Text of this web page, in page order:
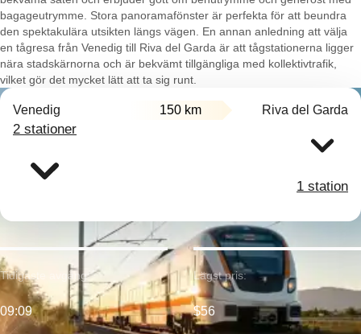
bagageutrymme. Stora panoramafönster är perfekta för att beundra
den spektakulära utsikten längs vägen. En annan anledning att välja
en tågresa från Venedig till Riva del Garda är att tågstationerna ligger
nära stadskärnorna och är bekvämt tillgängliga med kollektivtrafik,
vilket gör det mycket lätt att ta sig runt.
Venedig 150 km Riva del Garda
2 stationer
1 station
Tidigaste avgång:
09:09
Lägst pris:
$56